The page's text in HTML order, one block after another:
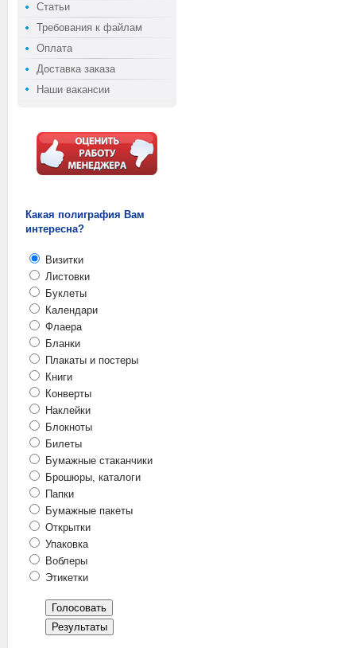
Статьи
Требования к файлам
Оплата
Доставка заказа
Наши вакансии
Какая полиграфия Вам
интересна?
Визитки
Листовки
Буклеты
Календари
Флаера
Бланки
Плакаты и постеры
Книги
Конверты
Наклейки
Блокноты
Билеты
Бумажные стаканчики
Брошюры, каталоги
Папки
Бумажные пакеты
Открытки
Упаковка
Воблеры
Этикетки